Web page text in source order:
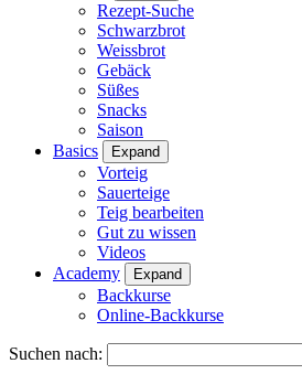
Rezept-Suche
Schwarzbrot
Weissbrot
Gebäck
Süßes
Snacks
Saison
Basics
Expand
Vorteig
Sauerteige
Teig bearbeiten
Gut zu wissen
Videos
Academy
Expand
Backkurse
Online-Backkurse
Suchen nach: